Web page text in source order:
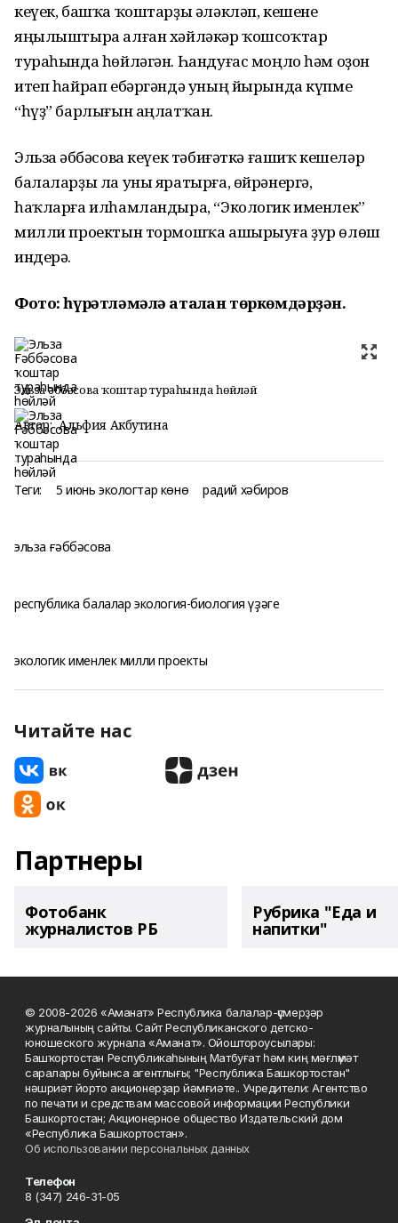
кеүек, башҡа ҡоштарҙы әләкләп, кешене
яңылыштыра алған хәйләкәр ҡошсоҡтар
тураһында һөйләгән. Һандуғас моңло һәм оҙон
итеп һайрап ебәргәндә уның йырында күпме
“һүҙ” барлығын аңлатҡан.
Эльза Ғәббәсова кеүек тәбиғәткә ғашиҡ кешеләр
балаларҙы ла уны яратырға, өйрәнергә,
һаҡларға илһамландыра, “Экологик именлек”
милли проектын тормошҡа ашырыуға ҙур өлөш
индерә.
Фото: һүрәтләмәлә аталған төркөмдәрҙән.
Эльза Ғәббәсова ҡоштар тураһында һөйләй
Автор: Альфия Акбутина
Теги: 5 июнь экологтар көнө радий хәбиров
эльза ғәббәсова
республика балалар экология-биология үҙәге
экологик именлек милли проекты
Читайте нас
Партнеры
Фотобанк
журналистов РБ
Рубрика "Еда и
напитки"
© 2008-2026 «Аманат» Республика балалар-үҫмерҙәр
журналының сайты. Сайт Республиканского детско-
юношеского журнала «Аманат». Ойоштороусылары:
Башҡортостан Республикаһының Матбуғат һәм киң мәғлүмәт
саралары буйынса агентлығы; "Республика Башкортостан"
нәшриәт йорто акционерҙар йәмғиәте.. Учредители: Агентство
по печати и средствам массовой информации Республики
Башкортостан; Акционерное общество Издательский дом
«Республика Башкортостан».
Об использовании персональных данных
Телефон
8 (347) 246-31-05